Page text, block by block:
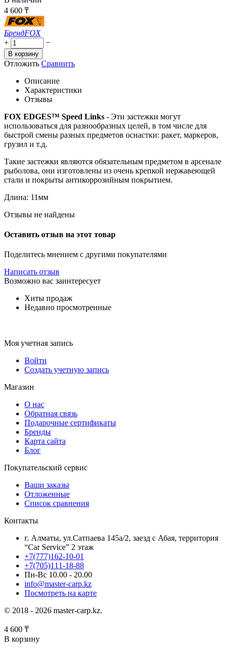
4 600 ₸
БрендFOX
+
−
В корзину
Отложить Сравнить
Описание
Характеристики
Отзывы
FOX EDGES™ Speed Links - Эти застежки могут
использоваться для разнообразных целей, в том числе для
быстрой смены разных предметов оснастки: ракет, маркеров,
грузил и т.д.
Такие застежки являются обязательным предметом в арсенале
рыболова, они изготовлены из очень крепкой нержавеющей
стали и покрыты антикоррозийным покрытием.
Длина: 11мм
Отзывы не найдены
Оставить отзыв на этот товар
Поделитесь мнением с другими покупателями
Написать отзыв
Возможно вас заинтересует
Хиты продаж
Недавно просмотренные
Моя учетная запись
Войти
Создать учетную запись
Магазин
О нас
Обратная связь
Подарочные сертификаты
Бренды
Карта сайта
Блог
Покупательский сервис
Ваши заказы
Отложенные
Список сравнения
Контакты
г. Алматы, ул.Сатпаева 145а/2, заезд с Абая, территория
“Car Service” 2 этаж
+7(777)162-10-01
+7(705)111-18-88
Пн-Вс 10.00 - 20.00
info@master-carp.kz
Посмотреть на карте
© 2018 - 2026 master-carp.kz.
4 600 ₸
В корзину